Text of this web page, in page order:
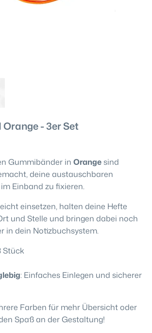
- 3er Set
Gummibänder in Orange sind
deine austauschbaren
Einband zu fixieren.
einsetzen, halten deine Hefte
und Stelle und bringen dabei noch
in dein Notizbuchsystem.
Stück
: Einfaches Einlegen und sicherer
Farben für mehr Übersicht oder
Spaß an der Gestaltung!